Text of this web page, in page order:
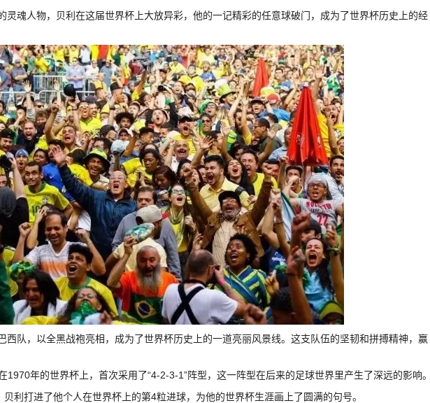
灵魂人物，贝利在这届世界杯上大放异彩，他的一记精彩的任意球破门，成为了世界杯历史上的经
西队，以全黑战袍亮相，成为了世界杯历史上的一道亮丽风景线。这支队伍的坚韧和拼搏精神，赢
1970年的世界杯上，首次采用了“4-2-3-1”阵型，这一阵型在后来的足球世界里产生了深远的影响。
利打进了他个人在世界杯上的第4粒进球，为他的世界杯生涯画上了圆满的句号。